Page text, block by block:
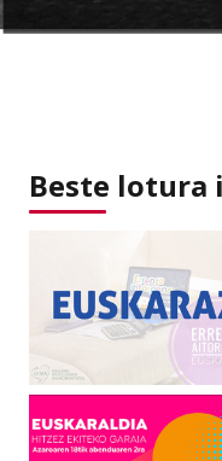
Beste lotura